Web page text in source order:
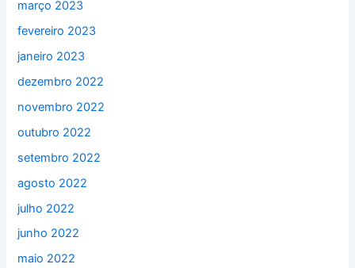
março 2023
fevereiro 2023
janeiro 2023
dezembro 2022
novembro 2022
outubro 2022
setembro 2022
agosto 2022
julho 2022
junho 2022
maio 2022